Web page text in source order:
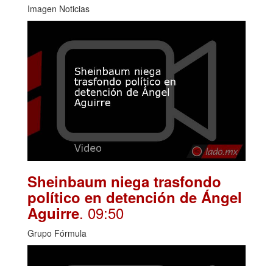
Imagen Noticias
Sheinbaum niega trasfondo
político en detención de Ángel
Aguirre. 09:50
Grupo Fórmula